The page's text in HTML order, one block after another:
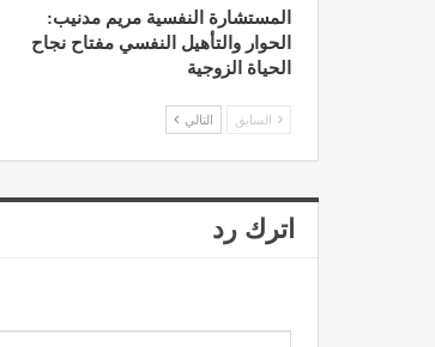
المستشارة النفسية مريم مدنيب:
الحوار والتأهيل النفسي مفتاح نجاح
الحياة الزوجية
السابق التالي
اترك رد